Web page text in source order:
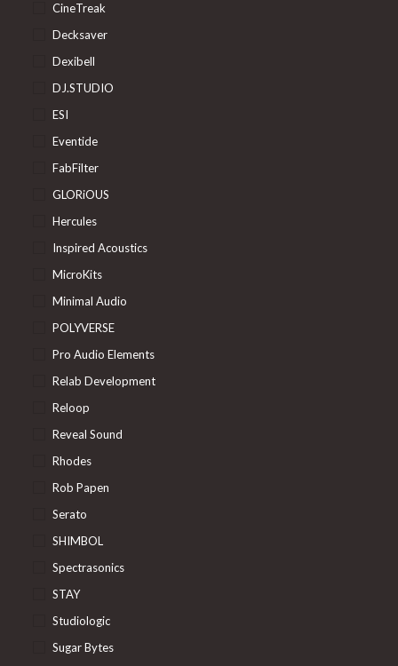
CineTreak
Decksaver
Dexibell
DJ.STUDIO
ESI
Eventide
FabFilter
GLORiOUS
Hercules
Inspired Acoustics
MicroKits
Minimal Audio
POLYVERSE
Pro Audio Elements
Relab Development
Reloop
Reveal Sound
Rhodes
Rob Papen
Serato
SHIMBOL
Spectrasonics
STAY
Studiologic
Sugar Bytes